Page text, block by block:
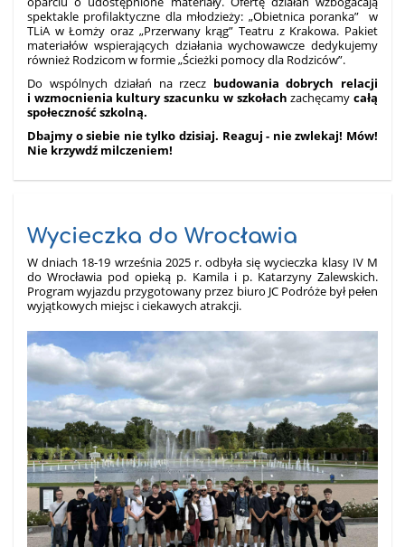
spektakle profilaktyczne dla młodzieży: „Obietnica poranka” w
TLiA w Łomży oraz „Przerwany krąg” Teatru z Krakowa. Pakiet
materiałów wspierających działania wychowawcze dedykujemy
również Rodzicom w formie „Ścieżki pomocy dla Rodziców”.
Do wspólnych działań na rzecz budowania dobrych relacji
i wzmocnienia kultury szacunku w szkołach zachęcamycałą
społeczność szkolną.
Dbajmy o siebie nie tylko dzisiaj. Reaguj - nie zwlekaj! Mów!
Nie krzywdź milczeniem!
Wycieczka do Wrocławia
W dniach 18-19 września 2025 r. odbyła się wycieczka klasy IV M
do Wrocławia pod opieką p. Kamila i p. Katarzyny Zalewskich.
Program wyjazdu przygotowany przez biuro JC Podróże był pełen
wyjątkowych miejsc i ciekawych atrakcji.